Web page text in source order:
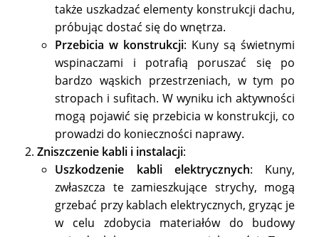
także uszkadzać elementy konstrukcji dachu,
próbując dostać się do wnętrza.
Przebicia w konstrukcji: Kuny są świetnymi
wspinaczami i potrafią poruszać się po
bardzo wąskich przestrzeniach, w tym po
stropach i sufitach. W wyniku ich aktywności
mogą pojawić się przebicia w konstrukcji, co
prowadzi do konieczności naprawy.
Zniszczenie kabli i instalacji:
Uszkodzenie kabli elektrycznych: Kuny,
zwłaszcza te zamieszkujące strychy, mogą
grzebać przy kablach elektrycznych, gryząc je
w celu zdobycia materiałów do budowy